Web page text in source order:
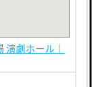
演劇ホール｜